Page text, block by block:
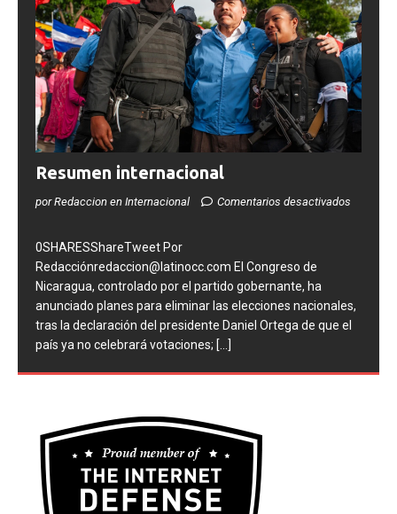
Resumen internacional
0SHARESShareTweet Por
Redacciónredaccion@latinocc.com El Congreso de
Nicaragua, controlado por el partido gobernante, ha
anunciado planes para eliminar las elecciones nacionales,
tras la declaración del presidente Daniel Ortega de que el
país ya no celebrará votaciones; [...]